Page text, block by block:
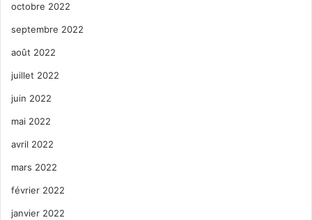
octobre 2022
septembre 2022
août 2022
juillet 2022
juin 2022
mai 2022
avril 2022
mars 2022
février 2022
janvier 2022